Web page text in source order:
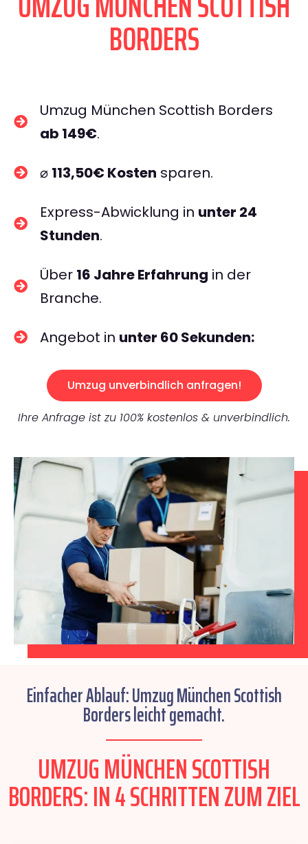
BORDERS
Umzug München Scottish Borders
ab 149€.
⌀ 113,50€ Kosten sparen.
Express-Abwicklung in unter 24
Stunden.
Über 16 Jahre Erfahrung in der
Branche.
Angebot in unter 60 Sekunden:
Umzug unverbindlich anfragen!
Ihre Anfrage ist zu 100% kostenlos & unverbindlich.
Einfacher Ablauf: Umzug München Scottish
Borders leicht gemacht.
UMZUG MÜNCHEN SCOTTISH
BORDERS: IN 4 SCHRITTEN ZUM ZIEL